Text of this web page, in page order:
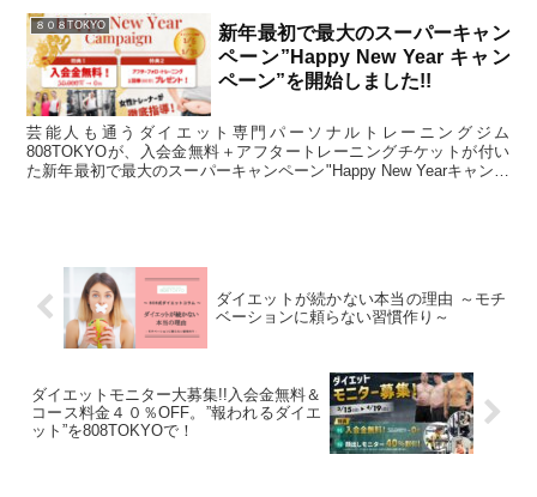
８０８TOKYO
新年最初で最大のスーパーキャン
ペーン”Happy New Year キャン
ペーン”を開始しました!!
芸能人も通うダイエット専門パーソナルトレーニングジム
808TOKYOが、入会金無料＋アフタートレーニングチケットが付い
た新年最初で最大のスーパーキャンペーン"Happy New Yearキャンペ
ダイエットが続かない本当の理由 ～モチ
ベーションに頼らない習慣作り～
ダイエットモニター大募集!!入会金無料＆
コース料金４０％OFF。”報われるダイエ
ット”を808TOKYOで！